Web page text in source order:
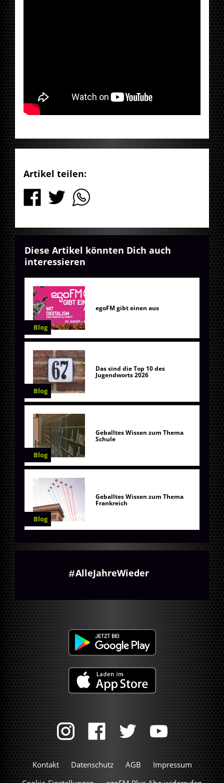
Artikel teilen:
Diese Artikel könnten Dich auch
interessieren
Blog
egoFM gibt einen aus
Blog
Das sind die Top 10 des
Jugendworts 2026
Blog
Geballtes Wissen zum Thema
Schule
Blog
Geballtes Wissen zum Thema
Frankreich
AlleJahreWieder
Kontakt Datenschutz AGB
Impressum